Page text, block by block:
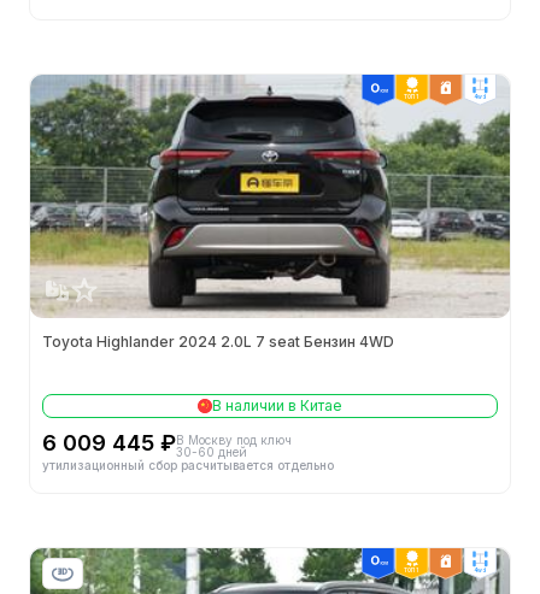
Кол-во мест (шт.)
Колёсная база (мм) 2850
Ширина (мм) 1930
Колея задних колес (мм) 1660
Колея передних колес (мм) 1655
Длина (мм) 4965
Объем бака (л)
Снаряжённая масса (кг) 2040
4wd
Toyota Highlander 2024 2.0L 7 seat Бензин 4WD
В наличии в Китае
6 009 445 ₽В Москву под ключ
30-60 дней
утилизационный сбор расчитывается отдельно
ТОП 1 4wd